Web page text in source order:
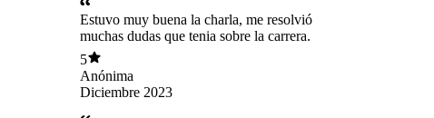
Estuvo muy buena la charla, me resolvió
muchas dudas que tenia sobre la carrera.
5
Anónima
Diciembre 2023